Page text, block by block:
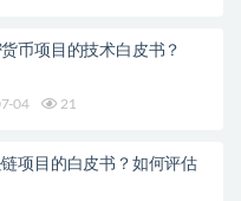
币项目的技术白皮书？
04 21
项目的白皮书？如何评估